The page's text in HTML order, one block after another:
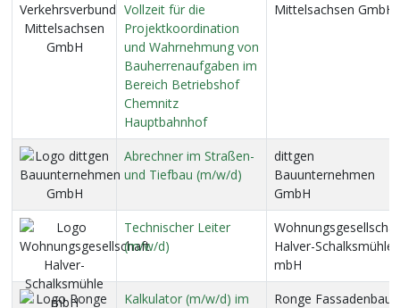
Vollzeit für die
Projektkoordination
und Wahrnehmung von
Bauherrenaufgaben im
Bereich Betriebshof
Chemnitz
Hauptbahnhof
Mittelsachsen GmbH
Abrechner im Straßen-
und Tiefbau (m/w/d)
dittgen
Bauunternehmen
GmbH
Technischer Leiter
(m/w/d)
Halver-Schalksmühle
mbH
Kalkulator (m/w/d) im
Ronge Fassadenbau